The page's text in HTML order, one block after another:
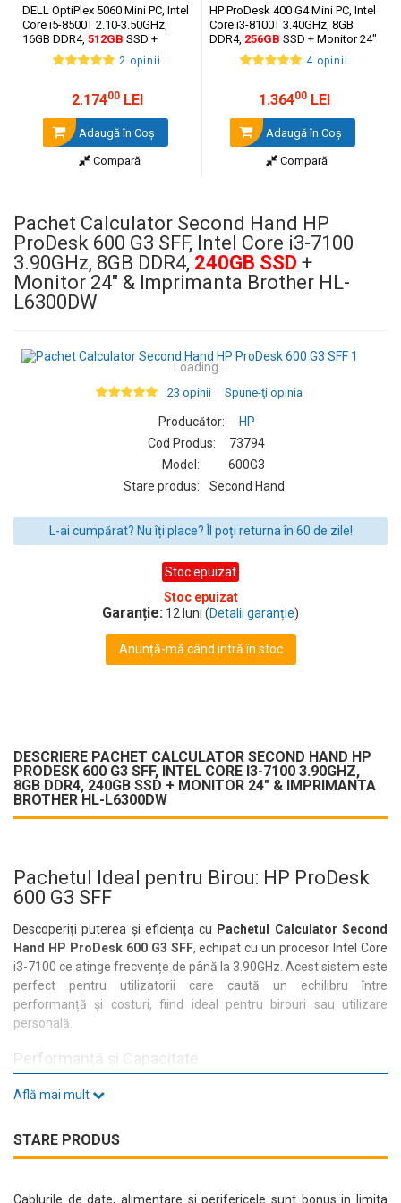
DELL OptiPlex 5060 Mini PC, Intel
Core i5-8500T 2.10-3.50GHz,
16GB DDR4, 512GB SSD +
Monitor 24" + Imprimanta
Brother HL-L6300DW2 opinii
2.17400LEI
Adaugă în Coş
Compară
HP ProDesk 400 G4 Mini PC, Intel
Core i3-8100T 3.40GHz, 8GB
DDR4, 256GB SSD + Monitor 24"
& Imprimanta Brother HL-
L6300DW
4 opinii
1.36400LEI
Adaugă în Coş
Compară
Pachet Calculator Second Hand HP
ProDesk 600 G3 SFF, Intel Core i3-7100
3.90GHz, 8GB DDR4, 240GB SSD +
Monitor 24" & Imprimanta Brother HL-
L6300DW
Loading...
23 opinii Spune-ţi opinia
Producător:
HP
Cod Produs:
73794
Model:
600G3
Stare produs:
Second Hand
L-ai cumpărat? Nu îți place? Îl poți returna în 60 de zile!
Stoc epuizat
Stoc epuizat
Garanție: 12 luni (Detalii garanție)
Anunță-mă când intră în stoc
DESCRIERE PACHET CALCULATOR SECOND HAND HP
PRODESK 600 G3 SFF, INTEL CORE I3-7100 3.90GHZ,
8GB DDR4, 240GB SSD + MONITOR 24" & IMPRIMANTA
BROTHER HL-L6300DW
Pachetul Ideal pentru Birou: HP ProDesk
600 G3 SFF
Descoperiți puterea și eficiența cu Pachetul Calculator Second
Hand HP ProDesk 600 G3 SFF, echipat cu un procesor Intel Core
i3-7100 ce atinge frecvențe de până la 3.90GHz. Acest sistem este
perfect pentru utilizatorii care caută un echilibru între
performanță și costuri, fiind ideal pentru birouri sau utilizare
personală.
Performanță și Capacitate
Cu8GB de RAM DDR4
internet sau vizionați conținut multimedia, veți beneficia de o
performanță constantă.
Caracteristici Tehnice
Află mai mult
STARE PRODUS
Cablurile de date, alimentare si perifericele sunt bonus in limita